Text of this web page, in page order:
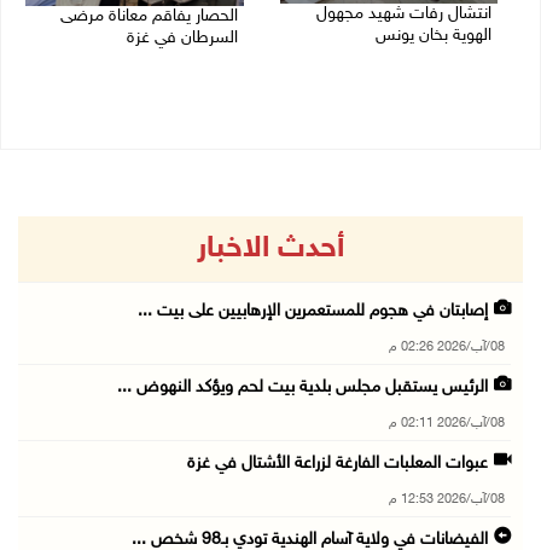
انتشال رفات شهيد مجهول
الهوية بخان يونس
الحصار يفاقم معاناة مرضى
السرطان في غزة
أحدث الاخبار
إصابتان في هجوم للمستعمرين الإرهابيين على بيت ...
08/آب/2026 02:26 م
الرئيس يستقبل مجلس بلدية بيت لحم ويؤكد النهوض ...
08/آب/2026 02:11 م
عبوات المعلبات الفارغة لزراعة الأشتال في غزة
08/آب/2026 12:53 م
الفيضانات في ولاية آسام الهندية تودي بـ98 شخص ...